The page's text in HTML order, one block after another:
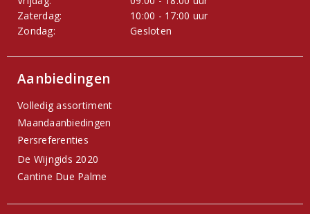
Zaterdag:
10:00 - 17:00 uur
Zondag:
Gesloten
Aanbiedingen
Volledig assortiment
Maandaanbiedingen
Persreferenties
De Wijngids 2020
Cantine Due Palme